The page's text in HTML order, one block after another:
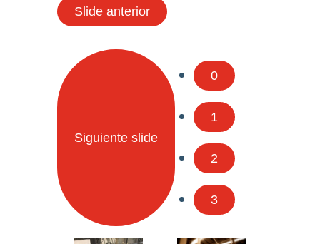
Slide anterior
Siguiente slide
0
1
2
3